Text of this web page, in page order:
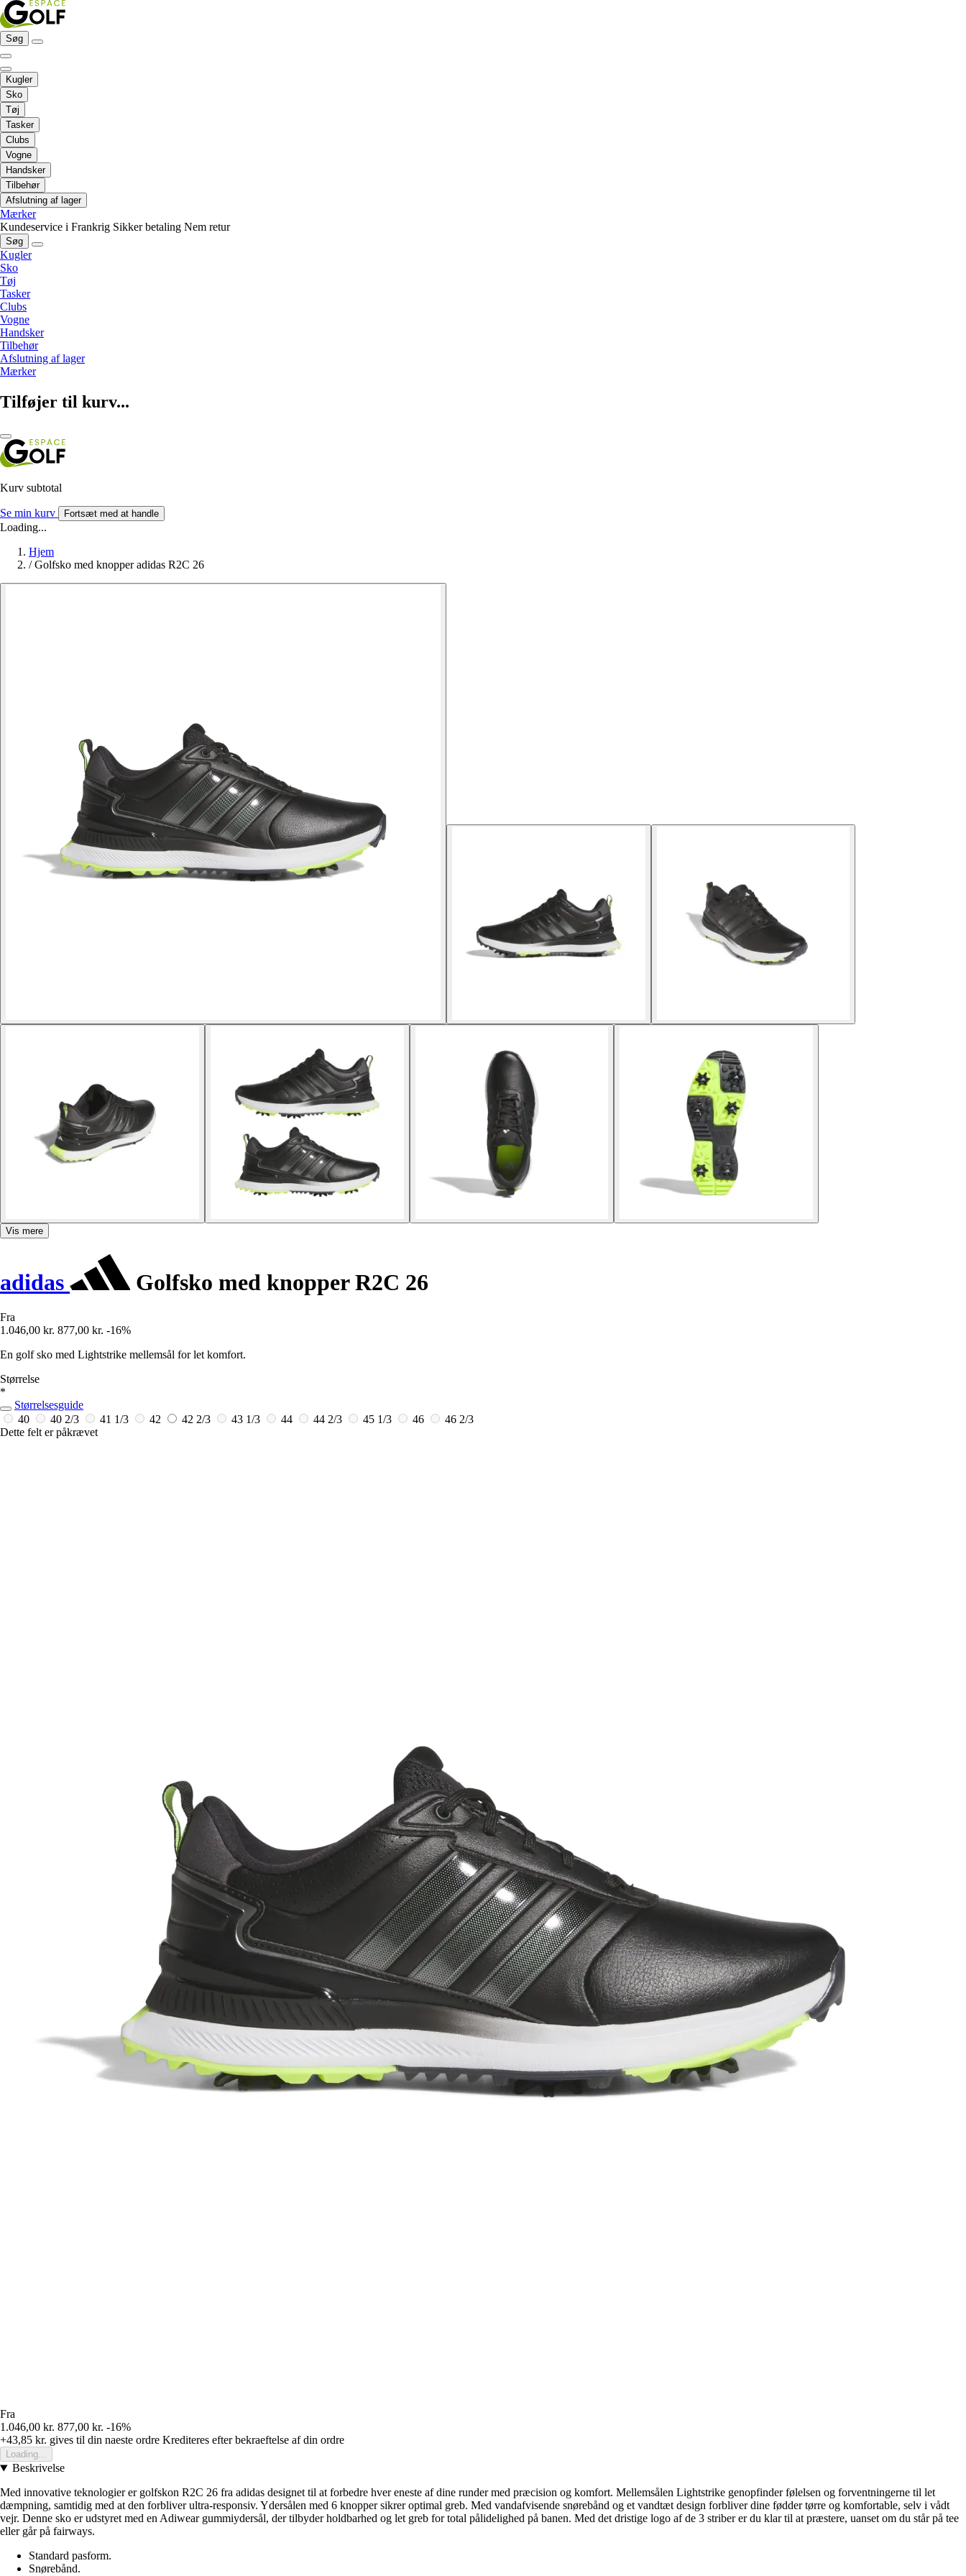
Søg
Kugler
Sko
Tøj
Tasker
Clubs
Vogne
Handsker
Tilbehør
Afslutning af lager
Mærker
Kundeservice i Frankrig Sikker betaling Nem retur
Søg
Kugler
Sko
Tøj
Tasker
Clubs
Vogne
Handsker
Tilbehør
Afslutning af lager
Mærker
Tilføjer til kurv...
Kurv subtotal
Se min kurv Fortsæt med at handle
Loading...
Hjem
/ Golfsko med knopper adidas R2C 26
Vis mere
adidas Golfsko med knopper R2C 26
Fra
1.046,00 kr. 877,00 kr. -16%
En golf sko med Lightstrike mellemsål for let komfort.
Størrelse
*
Størrelsesguide
40
40 2/3 41 1/3 42 42 2/3 43 1/3 44 44 2/3 45 1/3 46
46 2/3
Dette felt er påkrævet
Fra
1.046,00 kr. 877,00 kr. -16%
+43,85 kr. gives til din naeste ordre Krediteres efter bekraeftelse af din ordre
Loading...
Beskrivelse
Med innovative teknologier er golfskon R2C 26 fra adidas designet til at forbedre hver eneste af dine runder med præcision og komfort. Mellemsålen Lightstrike genopfinder følelsen og forventningerne til let
dæmpning, samtidig med at den forbliver ultra-responsiv. Ydersålen med 6 knopper sikrer optimal greb. Med vandafvisende snørebånd og et vandtæt design forbliver dine fødder tørre og komfortable, selv i vådt
vejr. Denne sko er udstyret med en Adiwear gummiydersål, der tilbyder holdbarhed og let greb for total pålidelighed på banen. Med det dristige logo af de 3 striber er du klar til at præstere, uanset om du står på tee
eller går på fairways.
Standard pasform.
Snørebånd.